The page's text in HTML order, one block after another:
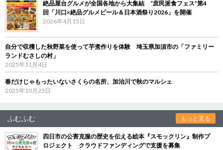
絶品屋台グルメが全国各地から大集結 “庶民派食フェス”第4
回「川口×絶品グルメビール＆日本酒祭り2026」を開催
2026年4月15日
自分で収穫した秋野菜を使って芋煮作りを体験 埼玉県加須市の「ファミリー
ランドむさしの村」
2025年11月4日
春だけじゃもったいないさくらの名所、加治川で秋のマルシェ
2025年10月23日
ふむふむ もっと見る
四日市の公害克服の歴史を伝える絵本『スモックリン』制作プ
ロジェクト クラウドファンディングで支援を募集